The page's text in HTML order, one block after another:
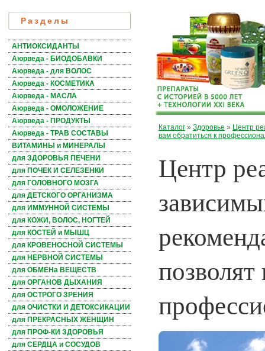
Разделы
АНТИОКСИДАНТЫ
Аюрведа - БИОДОБАВКИ
Аюрведа - для ВОЛОС
Аюрведа - КОСМЕТИКА
Аюрведа - МАСЛА
Аюрведа - ОМОЛОЖЕНИЕ
Аюрведа - ПРОДУКТЫ
Аюрведа - ТРАВ СОСТАВЫ
ВИТАМИНЫ и МИНЕРАЛЫ
для ЗДОРОВЬЯ ПЕЧЕНИ
для ПОЧЕК И СЕЛЕЗЕНКИ
для ГОЛОВНОГО МОЗГА
для ДЕТСКОГО ОРГАНИЗМА
для ИММУННОЙ СИСТЕМЫ
для КОЖИ, ВОЛОС, НОГТЕЙ
для КОСТЕЙ и МЫШЦ
для КРОВЕНОСНОЙ СИСТЕМЫ
для НЕРВНОЙ СИСТЕМЫ
для ОБМЕНа ВЕЩЕСТВ
для ОРГАНОВ ДЫХАНИЯ
для ОСТРОГО ЗРЕНИЯ
для ОЧИСТКИ И ДЕТОКСИКАЦИИ
для ПРЕКРАСНЫХ ЖЕНЩИН
для ПРОФ-КИ ЗДОРОВЬЯ
для СЕРДЦА и СОСУДОВ
Каталог » Здоровье » Центр
вам обратиться к
Центр